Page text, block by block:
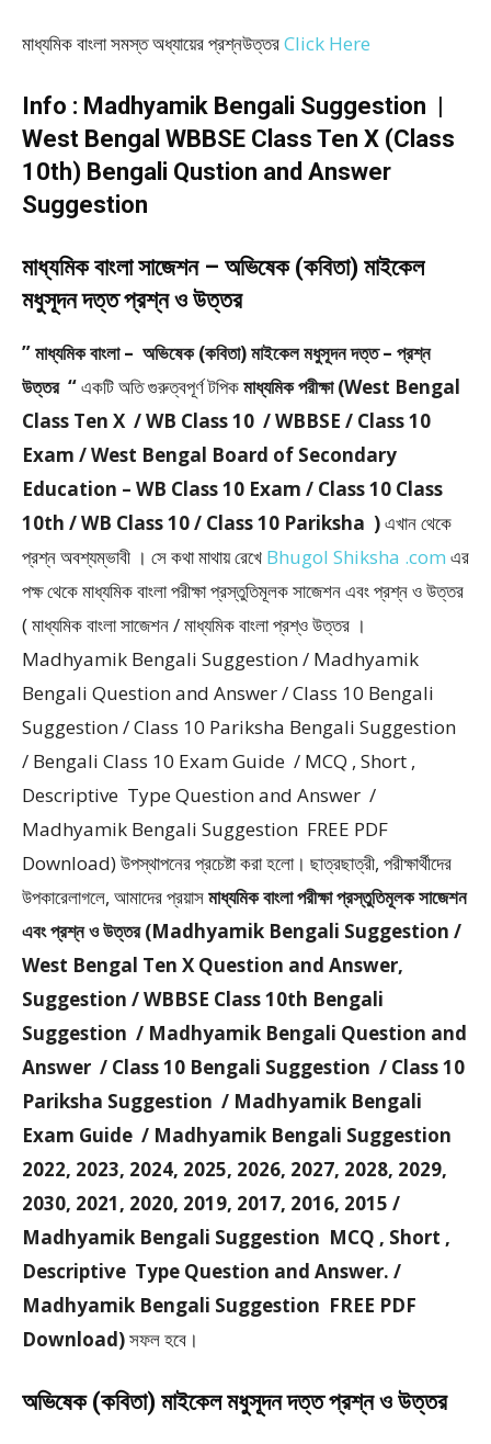
মাধ্যমিক বাংলা সমস্ত অধ্যায়ের প্রশ্নউত্তরClick Here
Info : Madhyamik Bengali Suggestion |
West Bengal WBBSE Class Ten X (Class
10th) Bengali Qustion and Answer
Suggestion
মাধ্যমিক বাংলা সাজেশন – অভিষেক (কবিতা) মাইকেল
মধুসূদন দত্ত প্রশ্ন ও উত্তর
” মাধ্যমিক বাংলা – অভিষেক (কবিতা) মাইকেল মধুসূদন দত্ত – প্রশ্ন
উত্তর “একটি অতি গুরুত্বপূর্ণ টপিকমাধ্যমিক পরীক্ষা (West Bengal
Class Ten X / WB Class 10 / WBBSE / Class 10
Exam / West Bengal Board of Secondary
Education – WB Class 10 Exam / Class 10 Class
10th / WB Class 10 / Class 10 Pariksha )এখান থেকে
প্রশ্ন অবশ্যম্ভাবী । সে কথা মাথায় রেখে Bhugol Shiksha .com এর
পক্ষ থেকে মাধ্যমিক বাংলা পরীক্ষা প্রস্তুতিমূলক সাজেশন এবং প্রশ্ন ও উত্তর
( মাধ্যমিক বাংলা সাজেশন / মাধ্যমিক বাংলা প্রশ্ও উত্তর ।
Madhyamik Bengali Suggestion / Madhyamik
Bengali Question and Answer / Class 10 Bengali
Suggestion / Class 10 Pariksha Bengali Suggestion
/ Bengali Class 10 Exam Guide / MCQ , Short ,
Descriptive Type Question and Answer /
Madhyamik Bengali Suggestion FREE PDF
Download) উপস্থাপনের প্রচেষ্টা করা হলাে। ছাত্রছাত্রী, পরীক্ষার্থীদের
উপকারেলাগলে, আমাদের প্রয়াসমাধ্যমিক বাংলা পরীক্ষা প্রস্তুতিমূলক সাজেশন
এবং প্রশ্ন ও উত্তর (Madhyamik Bengali Suggestion /
West Bengal Ten X Question and Answer,
Suggestion / WBBSE Class 10th Bengali
Suggestion / Madhyamik Bengali Question and
Answer / Class 10 Bengali Suggestion / Class 10
Pariksha Suggestion / Madhyamik Bengali
Exam Guide / Madhyamik Bengali Suggestion
2022, 2023, 2024, 2025, 2026, 2027, 2028, 2029,
2030, 2021, 2020, 2019, 2017, 2016, 2015 /
Madhyamik Bengali Suggestion MCQ , Short ,
Descriptive Type Question and Answer. /
Madhyamik Bengali Suggestion FREE PDF
Download)সফল হবে।
অভিষেক (কবিতা) মাইকেল মধুসূদন দত্ত প্রশ্ন ও উত্তর